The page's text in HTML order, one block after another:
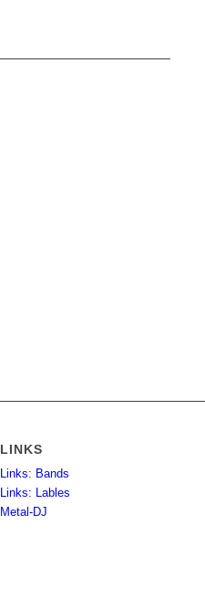
LINKS
Links: Bands
Links: Lables
Metal-DJ